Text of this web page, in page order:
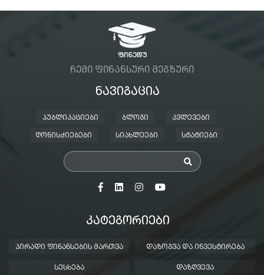
ᲩᲔᲛᲘ ᲤᲘᲜᲐᲜᲡᲣᲠᲘ ᲛᲔᲒᲖᲣᲠᲘ
ᲜᲐᲕᲘᲒᲐᲪᲘᲐ
ᲞᲣᲑᲚᲘᲙᲐᲪᲘᲔᲑᲘ ᲑᲚᲝᲒᲘ ᲙᲕᲚᲔᲕᲔᲑᲘ
ᲦᲝᲜᲘᲡᲫᲘᲔᲑᲔᲑᲘ ᲡᲘᲐᲮᲚᲔᲔᲑᲘ ᲡᲢᲐᲢᲘᲔᲑᲘ
ᲙᲐᲢᲔᲒᲝᲠᲘᲔᲑᲘ
ᲞᲘᲠᲐᲓᲘ ᲤᲘᲜᲐᲜᲡᲔᲑᲘᲡ ᲛᲐᲠᲗᲕᲐ ᲓᲐᲖᲝᲒᲕᲐ ᲓᲐ ᲘᲜᲕᲔᲡᲢᲘᲠᲔᲑᲐ
ᲡᲔᲡᲮᲔᲑᲐ ᲓᲐᲖᲦᲕᲔᲕᲐ